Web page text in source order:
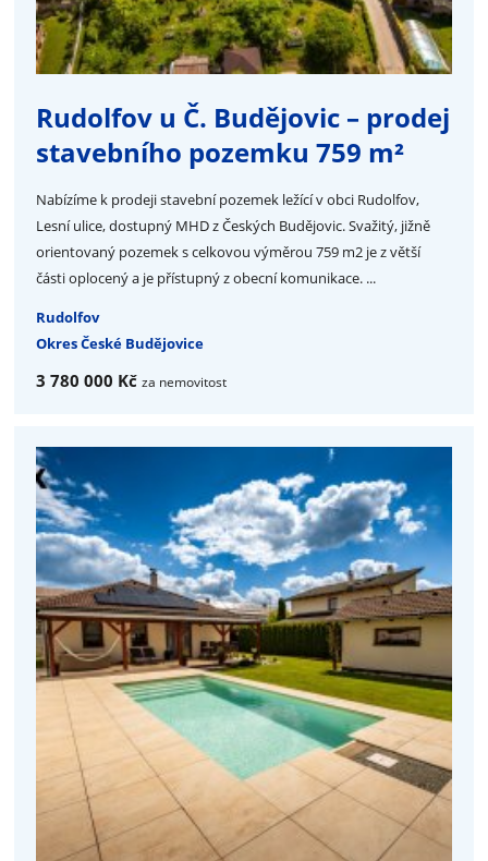
Rudolfov u Č. Budějovic – prodej
stavebního pozemku 759 m²
Nabízíme k prodeji stavební pozemek ležící v obci Rudolfov,
Lesní ulice, dostupný MHD z Českých Budějovic. Svažitý, jižně
orientovaný pozemek s celkovou výměrou 759 m2 je z větší
části oplocený a je přístupný z obecní komunikace. ...
Rudolfov
Okres České Budějovice
3 780 000 Kč za nemovitost